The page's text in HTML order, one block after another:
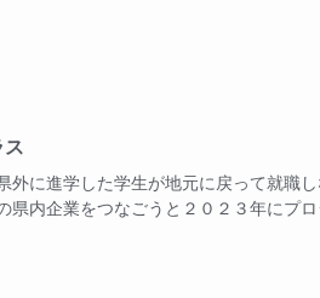
ス
外に進学した学生が地元に戻って就職
県内企業をつなごうと２０２３年にプロ